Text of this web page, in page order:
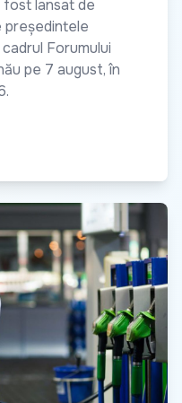
fost lansat de
președintele
Forumului
pe 7 august, în